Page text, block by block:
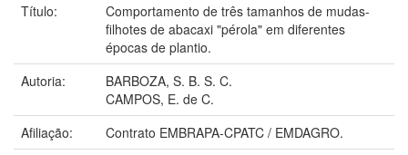
Título:
Comportamento de três tamanhos de mudas-
filhotes de abacaxi "pérola" em diferentes
épocas de plantio.
Autoria:
BARBOZA, S. B. S. C.
CAMPOS, E. de C.
Afiliação:
Contrato EMBRAPA-CPATC / EMDAGRO.